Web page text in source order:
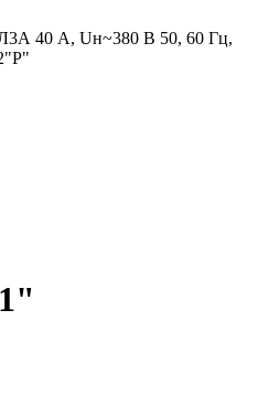
40 А, Uн~380 В 50, 60 Гц,